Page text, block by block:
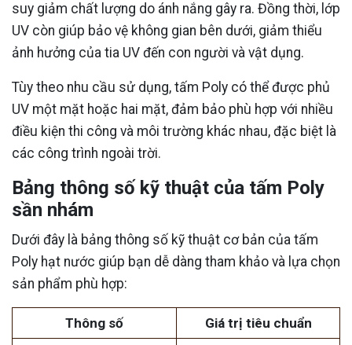
suy giảm chất lượng do ánh nắng gây ra. Đồng thời, lớp
UV còn giúp bảo vệ không gian bên dưới, giảm thiểu
ảnh hưởng của tia UV đến con người và vật dụng.
Tùy theo nhu cầu sử dụng, tấm Poly có thể được phủ
UV một mặt hoặc hai mặt, đảm bảo phù hợp với nhiều
điều kiện thi công và môi trường khác nhau, đặc biệt là
các công trình ngoài trời.
Bảng thông số kỹ thuật của tấm Poly
sần nhám
Dưới đây là bảng thông số kỹ thuật cơ bản của tấm
Poly hạt nước giúp bạn dễ dàng tham khảo và lựa chọn
sản phẩm phù hợp:
Thông số Giá trị tiêu chuẩn